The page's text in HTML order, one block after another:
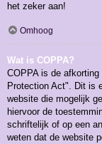
het zeker aan!
Omhoog
Wat is COPPA?
COPPA is de
Protection Act". Dit is
website die mogelijk
hiervoor de
schriftelijk of op een
weten dat de website